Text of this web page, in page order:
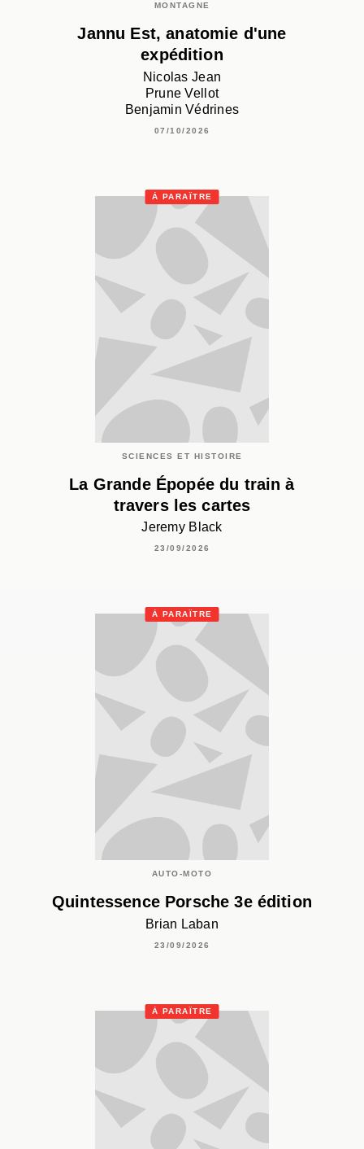
MONTAGNE
Jannu Est, anatomie d'une
expédition
Nicolas Jean
Prune Vellot
Benjamin Védrines
07/10/2026
À PARAÎTRE
SCIENCES ET HISTOIRE
La Grande Épopée du train à
travers les cartes
Jeremy Black
23/09/2026
À PARAÎTRE
AUTO-MOTO
Quintessence Porsche 3e édition
Brian Laban
23/09/2026
À PARAÎTRE